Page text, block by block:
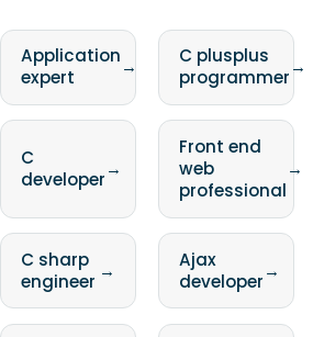
Application
expert
→
C plusplus
programmer→
C
developer→
Front end
web
professional
→
C sharp
engineer →
Ajax
developer→